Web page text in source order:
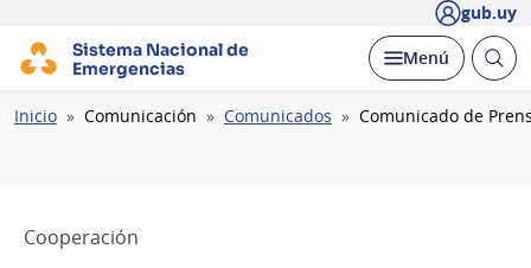
gub.uy
Sistema Nacional de
Emergencias
Desplegar
Menú Abrir
Ruta
Inicio Comunicación Comunicados Comunicado de
Cooperación